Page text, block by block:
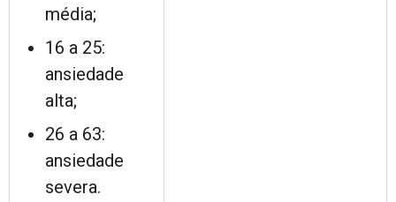
média;
16 a 25:
ansiedade
alta;
26 a 63:
ansiedade
severa.